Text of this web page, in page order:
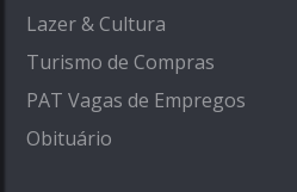
Lazer & Cultura
Turismo de Compras
PAT Vagas de Empregos
Obituário